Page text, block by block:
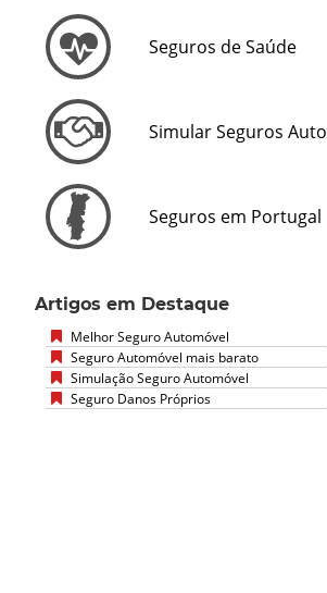
Seguros de Saúde
Simular Seguros Auto
Seguros em Portugal
Artigos em Destaque
Melhor Seguro Automóvel
Seguro Automóvel mais barato
Simulação Seguro Automóvel
Seguro Danos Próprios